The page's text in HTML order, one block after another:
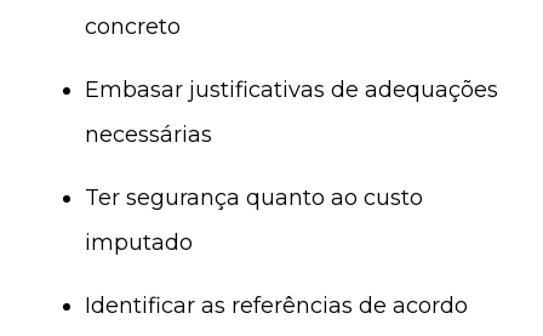
concreto
Embasar justificativas de adequações
necessárias
Ter segurança quanto ao custo
imputado
Identificar as referências de acordo